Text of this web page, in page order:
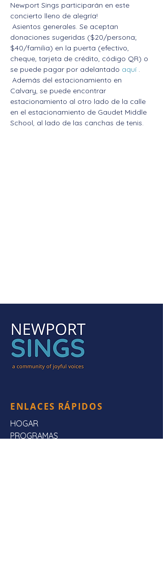
Newport Sings participarán en este
concierto lleno de alegría!
donaciones sugeridas ($20/persona;
$40/familia) en la puerta (efectivo,
cheque, tarjeta de crédito, código QR) o
se puede pagar por adelantado aquí .
Calvary, se puede encontrar
estacionamiento al otro lado de la calle
en el estacionamiento de Gaudet Middle
School, al lado de las canchas de tenis.
ENLACES RÁPIDOS
HOGAR
PROGRAMAS